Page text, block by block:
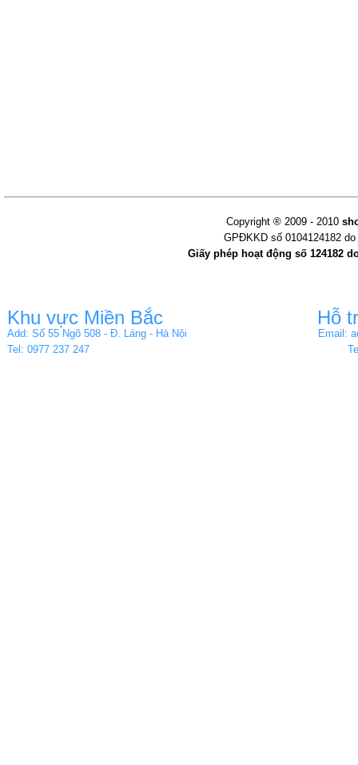
Copyright ® 2009 - 2010
GPĐKKD số 0104124182
Giấy phép hoạt động số 124182
Khu vực Miền Bắc
Add: Số 55 Ngõ 508 - Đ. Láng - Hà Nội
Tel: 0977 237 247
Hỗ
Email: